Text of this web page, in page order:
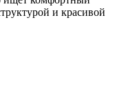
и красивой